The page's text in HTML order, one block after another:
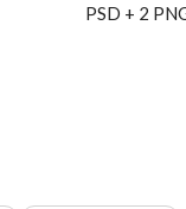
PSD + 2